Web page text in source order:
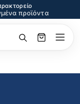
προϊόντα